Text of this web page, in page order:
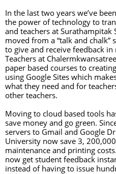
In the last two years we’ve
the power of technology to
and teachers at Surathampitak
moved from a “talk and
to give and receive feedback
Teachers at
paper based courses to
using Google Sites which
what they need and for
other teachers.
Moving to cloud based tools
save money and go green.
servers to Gmail and Google
University now save 3,
maintenance and printing
now get student feedback
instead of having to issue